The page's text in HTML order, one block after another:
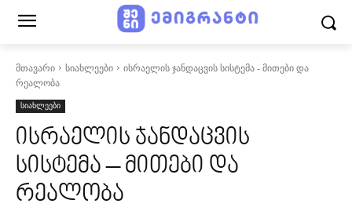
მთავარი სიახლეები
ისრაელის ჯანდაცვის სისტემა - მითები და
რეალობა
სიახლეები
ისრაელის ჯანდაცვის
სისტემა – მითები და
რეალობა